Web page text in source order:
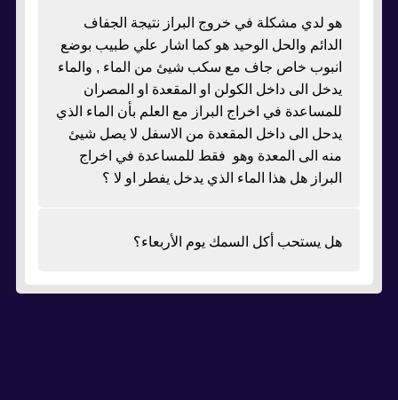
هو لدي مشكلة في خروج البراز نتيجة الجفاف
الدائم والحل الوحيد هو كما اشار علي طبيب بوضع
انبوب خاص جاف مع سكب شيئ من الماء , والماء
يدخل الى داخل الكولن او المقعدة او المصران
للمساعدة في اخراج البراز مع العلم بأن الماء الذي
يدحل الى داخل المقعدة من الاسفل لا يصل شيئ
منه الى المعدة وهو فقط للمساعدة في اخراج
البراز هل هذا الماء الذي يدخل يفطر او لا ؟
هل يستحب أكل السمك يوم الأربعاء؟